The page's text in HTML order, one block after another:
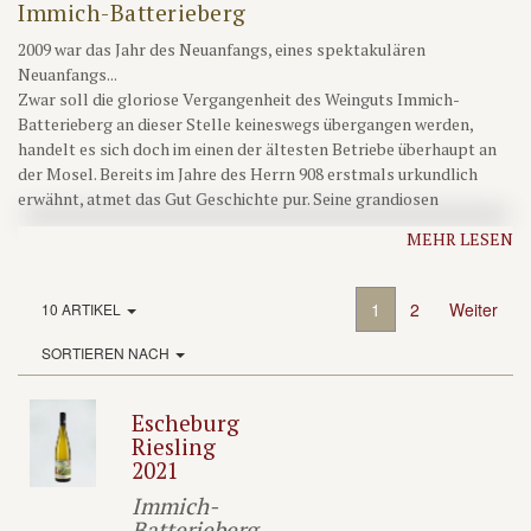
Immich-Batterieberg
2009 war das Jahr des Neuanfangs, eines spektakulären
Neuanfangs...
Zwar soll die gloriose Vergangenheit des Weinguts Immich-
Batterieberg an dieser Stelle keineswegs übergangen werden,
handelt es sich doch im einen der ältesten Betriebe überhaupt an
der Mosel. Bereits im Jahre des Herrn 908 erstmals urkundlich
erwähnt, atmet das Gut Geschichte pur. Seine grandiosen
vergessener Ländereien und sein ungewöhnlicher zweiter
Eigentümers Carl-August Immich im Umgang mit Expolsivstoffen
her, mittels derer er Mitte des 19. Jahrhunderts die wichtigste
Monopollage des Hauses zumindest einigermaßen gangbar
machte.
Die Methoden der Bewirtschaftung haben sich seither gottlob
maßgeblich geändert, geblieben ist ein reiches Erbe an
erstklassigen Anbauflächen, das die legendäre "Preussische
Lagenklassifizierung" bereits 1868 hochoffiziell honorierte.
Auf den unvergleichlichen und in der einschlägigen Literatur mehr
als ausreichend beschriebenen Boom des Moselweines bis zum
MEHR LESEN
1 2 Weiter
10 ARTIKEL
SORTIEREN NACH
Escheburg
Riesling
2021
Immich-